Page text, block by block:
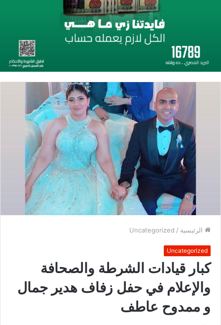
الرئيسية /
Uncategorized
Uncategorized
كبار قيادات الشرطة والصحافة
والإعلام في حفل زفاف هدير جمال
و ممدوح عاطف